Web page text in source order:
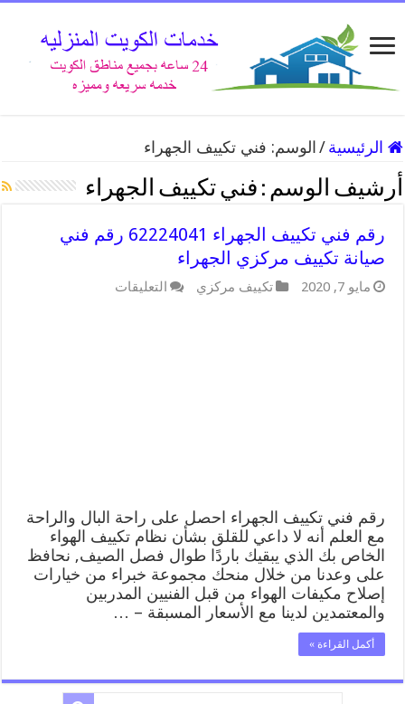
الرئيسية / الوسم: فني تكييف الجهراء
أرشيف الوسم : فني تكييف الجهراء
رقم فني تكييف الجهراء 62224041 رقم فني
صيانة تكييف مركزي الجهراء
مايو 7, 2020 تكييف مركزي التعليقات
رقم فني تكييف الجهراء احصل على راحة البال والراحة
مع العلم أنه لا داعي للقلق بشأن نظام تكييف الهواء
الخاص بك الذي يبقيك باردًا طوال فصل الصيف, نحافظ
على وعدنا من خلال منحك مجموعة خبراء من خيارات
إصلاح مكيفات الهواء من قبل الفنيين المدربين
والمعتمدين لدينا مع الأسعار المسبقة – …
أكمل القراءة »